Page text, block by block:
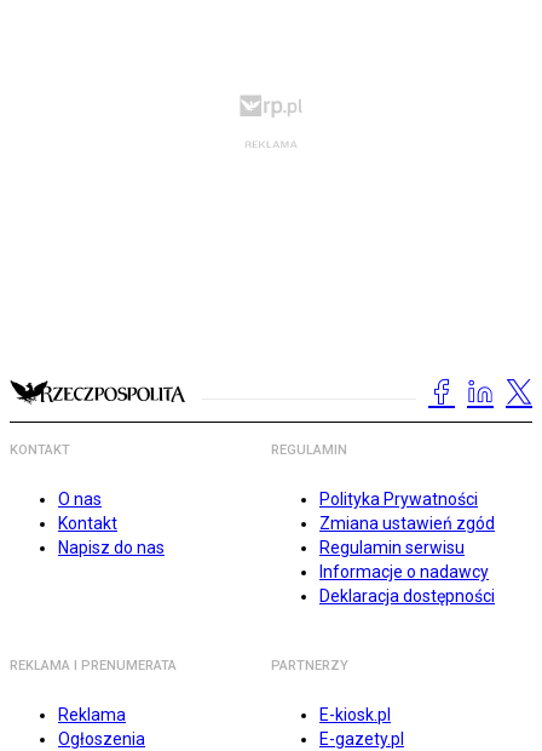
KONTAKT
O nas
Kontakt
Napisz do nas
REGULAMIN
Polityka Prywatności
Zmiana ustawień zgód
Regulamin serwisu
Informacje o nadawcy
Deklaracja dostępności
REKLAMA I PRENUMERATA
Reklama
Ogłoszenia
PARTNERZY
E-kiosk.pl
E-gazety.pl